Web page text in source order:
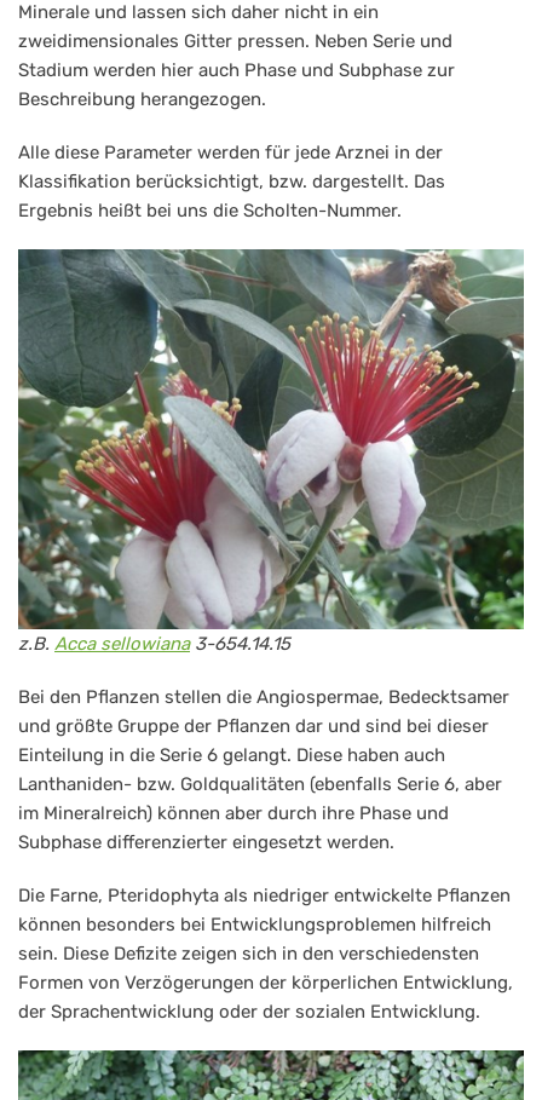
Minerale und lassen sich daher nicht in ein
zweidimensionales Gitter pressen. Neben Serie und
Stadium werden hier auch Phase und Subphase zur
Beschreibung herangezogen.
Alle diese Parameter werden für jede Arznei in der
Klassifikation berücksichtigt, bzw. dargestellt. Das
Ergebnis heißt bei uns die Scholten-Nummer.
z.B. Acca sellowiana3-654.14.15
Bei den Pflanzen stellen die Angiospermae, Bedecktsamer
und größte Gruppe der Pflanzen dar und sind bei dieser
Einteilung in die Serie 6 gelangt. Diese haben auch
Lanthaniden- bzw. Goldqualitäten (ebenfalls Serie 6, aber
im Mineralreich) können aber durch ihre Phase und
Subphase differenzierter eingesetzt werden.
Die Farne, Pteridophyta als niedriger entwickelte Pflanzen
können besonders bei Entwicklungsproblemen hilfreich
sein. Diese Defizite zeigen sich in den verschiedensten
Formen von Verzögerungen der körperlichen Entwicklung,
der Sprachentwicklung oder der sozialen Entwicklung.